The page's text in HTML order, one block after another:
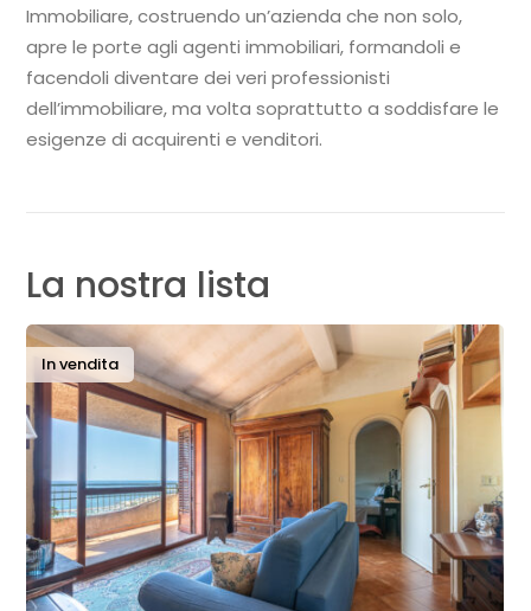
Immobiliare, costruendo un’azienda che non solo,
apre le porte agli agenti immobiliari, formandoli e
facendoli diventare dei veri professionisti
dell’immobiliare, ma volta soprattutto a soddisfare le
esigenze di acquirenti e venditori.
La nostra lista
In vendita